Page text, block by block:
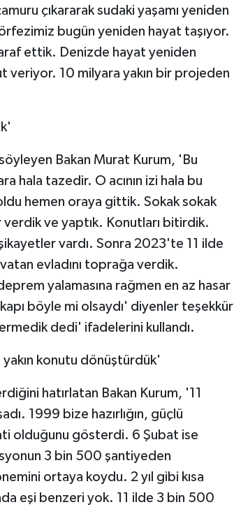
çıkararak sudaki yaşamı yeniden
bugün yeniden hayat taşıyor.
ettik. Denizde hayat yeniden
veriyor. 10 milyara yakın bir projeden
söyleyen Bakan Murat Kurum, 'Bu
hala tazedir. O acının izi hala bu
hemen oraya gittik. Sokak sokak
verdik ve yaptık. Konutları bitirdik.
vardı. Sonra 2023'te 11 ilde
evladını toprağa verdik.
yalamasına rağmen en az hasar
böyle mi olsaydı' diyenler teşekkür
dedi' ifadelerini kullandı.
konutu dönüştürdük'
hatırlatan Bakan Kurum, '11
1999 bize hazırlığın, güçlü
olduğunu gösterdi. 6 Şubat ise
3 bin 500 şantiyeden
ortaya koydu. 2 yıl gibi kısa
eşi benzeri yok. 11 ilde 3 bin 500